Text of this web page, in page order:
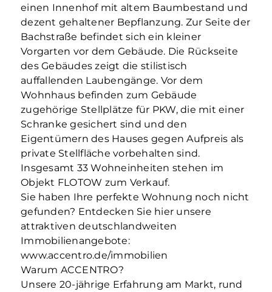
einen Innenhof mit altem Baumbestand und
dezent gehaltener Bepflanzung. Zur Seite der
Bachstraße befindet sich ein kleiner
Vorgarten vor dem Gebäude. Die Rückseite
des Gebäudes zeigt die stilistisch
auffallenden Laubengänge. Vor dem
Wohnhaus befinden zum Gebäude
zugehörige Stellplätze für PKW, die mit einer
Schranke gesichert sind und den
Eigentümern des Hauses gegen Aufpreis als
private Stellfläche vorbehalten sind.
Insgesamt 33 Wohneinheiten stehen im
Objekt FLOTOW zum Verkauf.
Sie haben Ihre perfekte Wohnung noch nicht
gefunden? Entdecken Sie hier unsere
attraktiven deutschlandweiten
Immobilienangebote:
www.accentro.de/immobilien
Warum ACCENTRO?
Unsere 20-jährige Erfahrung am Markt, rund